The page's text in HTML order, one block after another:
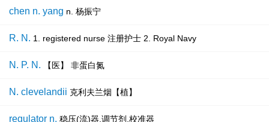
chen n. yang n. 杨振宁
R. N. 1. registered nurse 注册护士 2. Royal Navy
N. P. N. 【医】 非蛋白氮
N. clevelandii 克利夫兰烟【植】
regulator n. 稳压(流)器,调节剂,校准器